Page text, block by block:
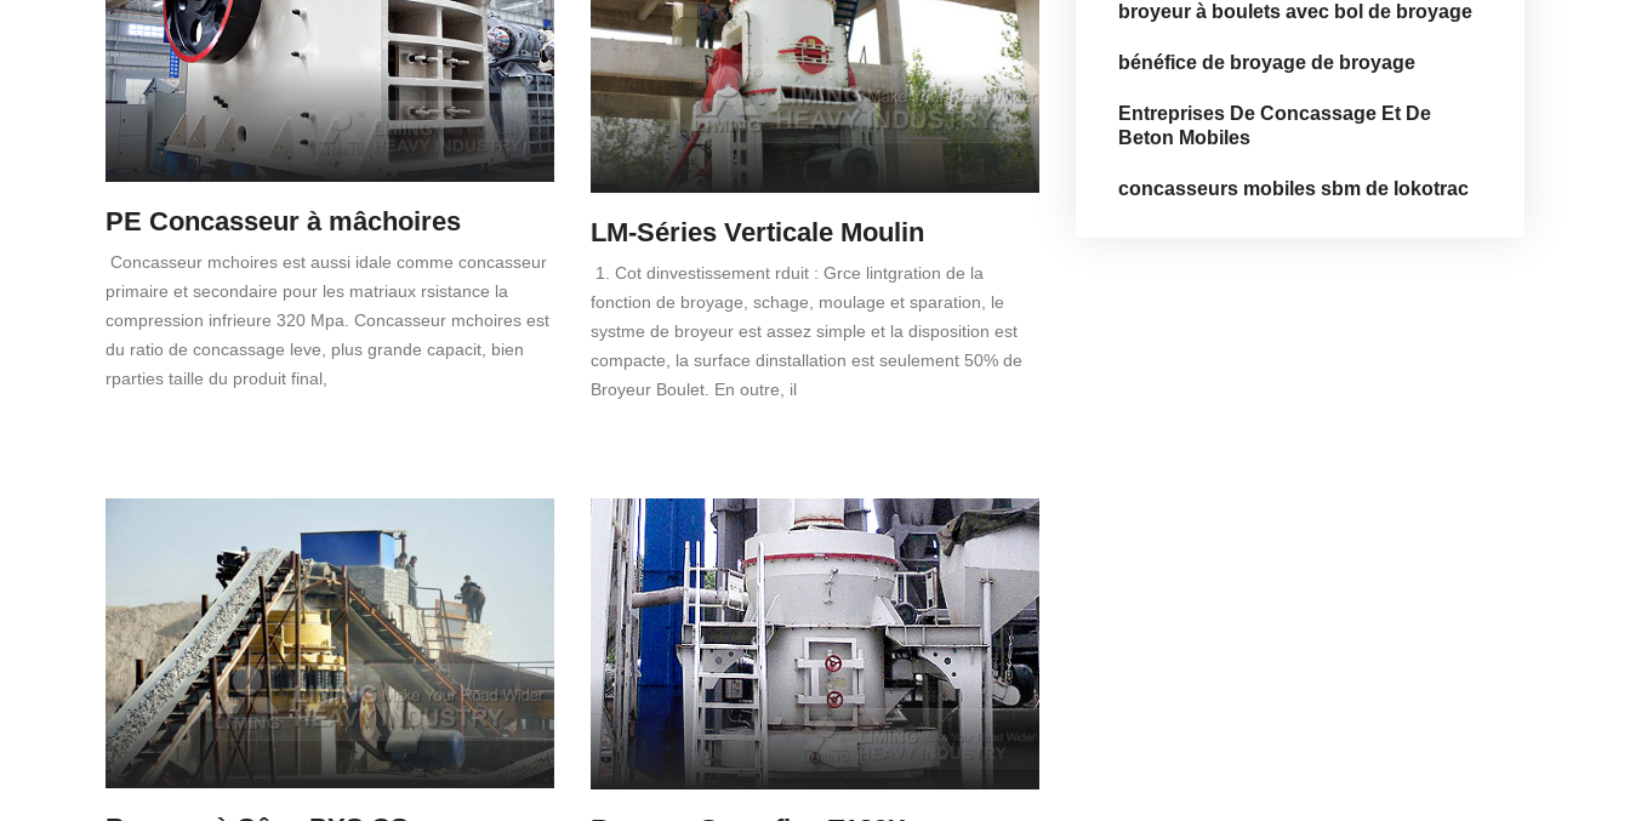
PE Concasseur à mâchoires
Concasseur mchoires est aussi idale comme concasseur
primaire et secondaire pour les matriaux rsistance la
compression infrieure 320 Mpa. Concasseur mchoires est
du ratio de concassage leve, plus grande capacit, bien
rparties taille du produit final,
LM-Séries Verticale Moulin
1. Cot dinvestissement rduit : Grce lintgration de la
fonction de broyage, schage, moulage et sparation, le
systme de broyeur est assez simple et la disposition est
compacte, la surface dinstallation est seulement 50% de
Broyeur Boulet. En outre, il
broyeur à boulets avec bol de broyage
bénéfice de broyage de broyage
Entreprises De Concassage Et De
Beton Mobiles
concasseurs mobiles sbm de lokotrac